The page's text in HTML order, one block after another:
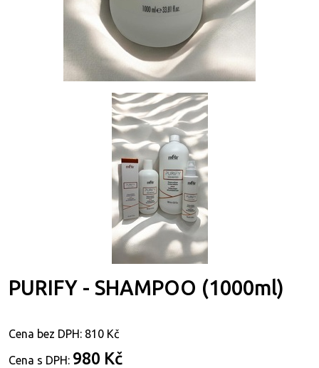
PURIFY - SHAMPOO (1000ml)
Cena bez DPH: 810 Kč
Cena s DPH: 980 Kč